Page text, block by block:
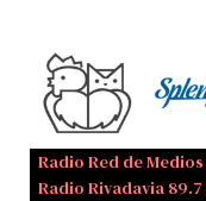
Radio Red de Medios
Radio Rivadavia 89.7